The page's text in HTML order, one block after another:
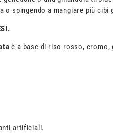
spingendo a mangiare più cibi
è a base di riso rosso, cromo,
artificiali.